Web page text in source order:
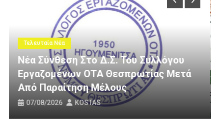
Τελευταία Νέα
3 Εκατομμύρια Ευρώ Για Αγροτική
Οδοποιία Στον Δήμο Ηγουμενίτσας
31/07/2026 KOSTAS